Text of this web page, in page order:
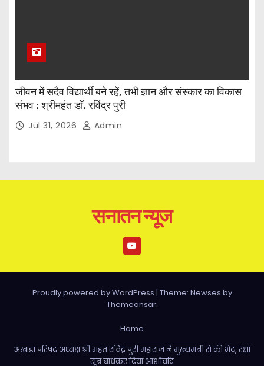
जीवन में सदैव विद्यार्थी बने रहें, तभी ज्ञान और संस्कार का विकास
संभव : श्रीमहंत डॉ. रविंद्र पुरी
Jul 31, 2026 Admin
सनातन न्यूज
Proudly powered by WordPress | Theme: Newses by
Themeansar.
Home
अखाड़ा परिषद अध्यक्ष श्री महंत रविंद्र पुरी महाराज ने मुख्यमंत्री से की भेंट, रक्षा
सूत्र बांधकर दिया आशीर्वाद